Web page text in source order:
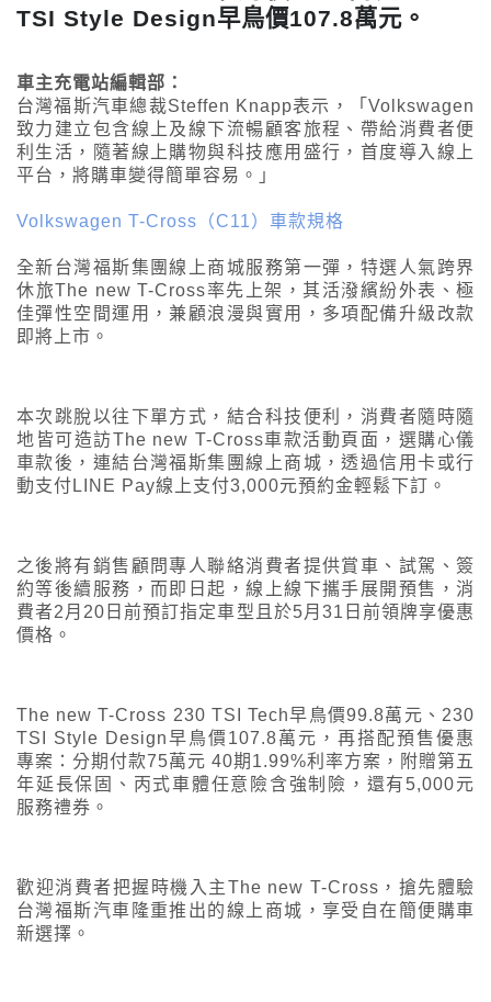
TSI Style Design早鳥價107.8萬元。
車主充電站編輯部：
台灣福斯汽車總裁Steffen Knapp表示，「Volkswagen
致力建立包含線上及線下流暢顧客旅程、帶給消費者便
利生活，隨著線上購物與科技應用盛行，首度導入線上
平台，將購車變得簡單容易。」
Volkswagen T-Cross（C11）車款規格
全新台灣福斯集團線上商城服務第一彈，特選人氣跨界
休旅The new T-Cross率先上架，其活潑繽紛外表、極
佳彈性空間運用，兼顧浪漫與實用，多項配備升級改款
即將上市。
本次跳脫以往下單方式，結合科技便利，消費者隨時隨
地皆可造訪The new T-Cross車款活動頁面，選購心儀
車款後，連結台灣福斯集團線上商城，透過信用卡或行
動支付LINE Pay線上支付3,000元預約金輕鬆下訂。
之後將有銷售顧問專人聯絡消費者提供賞車、試駕、簽
約等後續服務，而即日起，線上線下攜手展開預售，消
費者2月20日前預訂指定車型且於5月31日前領牌享優惠
價格。
The new T-Cross 230 TSI Tech早鳥價99.8萬元、230
TSI Style Design早鳥價107.8萬元，再搭配預售優惠
專案：分期付款75萬元 40期1.99%利率方案，附贈第五
年延長保固、丙式車體任意險含強制險，還有5,000元
服務禮券。
歡迎消費者把握時機入主The new T-Cross，搶先體驗
台灣福斯汽車隆重推出的線上商城，享受自在簡便購車
新選擇。